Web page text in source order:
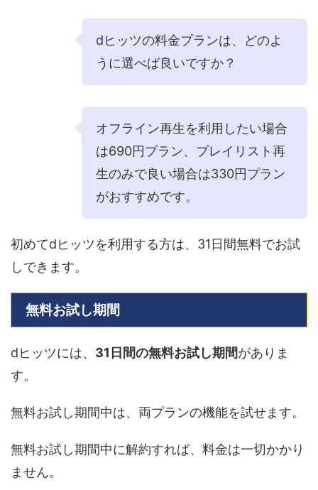
dヒッツの料金プランは、どのよ
うに選べば良いですか？
オフライン再生を利用したい場合
は690円プラン、プレイリスト再
生のみで良い場合は330円プラン
がおすすめです。
初めてdヒッツを利用する方は、31日間無料でお試
しできます。
無料お試し期間
dヒッツには、 31日間の無料お試し期間がありま
す。
無料お試し期間中は、両プランの機能を試せます。
無料お試し期間中に解約すれば、料金は一切かかり
ません。